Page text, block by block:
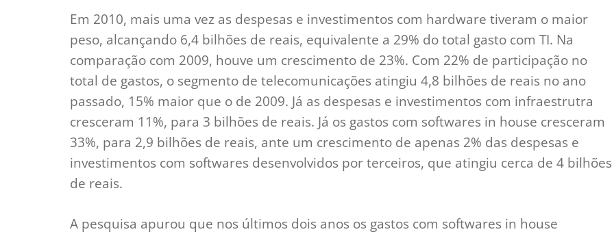
Em 2010, mais uma vez as despesas e investimentos com hardware tiveram o maior
peso, alcançando 6,4 bilhões de reais, equivalente a 29% do total gasto com TI. Na
comparação com 2009, houve um crescimento de 23%. Com 22% de participação no
total de gastos, o segmento de telecomunicações atingiu 4,8 bilhões de reais no ano
passado, 15% maior que o de 2009. Já as despesas e investimentos com infraestrutra
cresceram 11%, para 3 bilhões de reais. Já os gastos com softwares in house cresceram
33%, para 2,9 bilhões de reais, ante um crescimento de apenas 2% das despesas e
investimentos com softwares desenvolvidos por terceiros, que atingiu cerca de 4 bilhões
de reais.
A pesquisa apurou que nos últimos dois anos os gastos com softwares in house